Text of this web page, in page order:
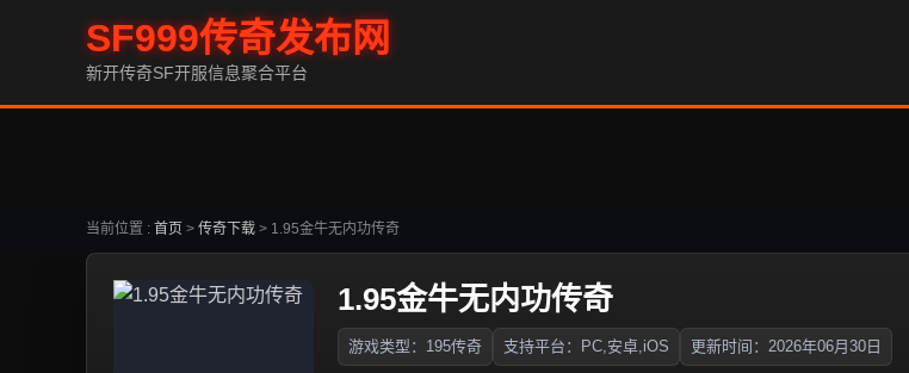
SF999传奇发布网
新开传奇SF开服信息聚合平台
当前位置 : 首页 > 传奇下载 > 1.95金牛无内功传奇
1.95金牛无内功传奇
游戏类型：195传奇 支持平台：PC,安卓,iOS 更新时间：2026年06月30日